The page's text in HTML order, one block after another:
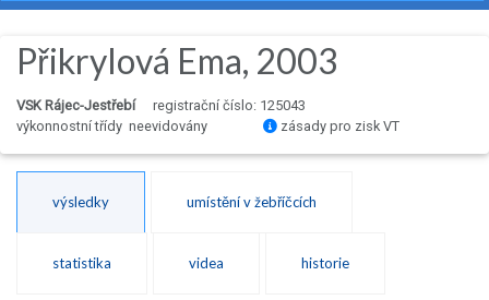
Přikrylová Ema, 2003
VSK Rájec-Jestřebí
registrační číslo: 125043
výkonnostní třídy neevidovány
zásady pro zisk VT
výsledky umístění v žebříčcích
statistika videa historie